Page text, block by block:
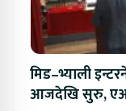
मिड–भ्याली
आजदेखि सुरु,